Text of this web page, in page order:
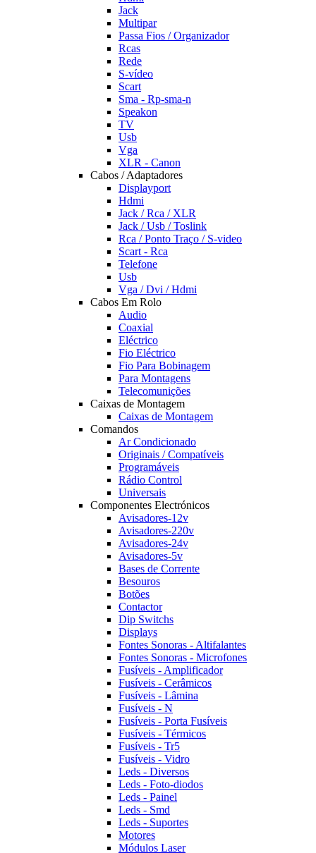
Jack
Multipar
Passa Fios / Organizador
Rcas
Rede
S-vídeo
Scart
Sma - Rp-sma-n
Speakon
TV
Usb
Vga
XLR - Canon
Cabos / Adaptadores
Displayport
Hdmi
Jack / Rca / XLR
Jack / Usb / Toslink
Rca / Ponto Traço / S-video
Scart - Rca
Telefone
Usb
Vga / Dvi / Hdmi
Cabos Em Rolo
Audio
Coaxial
Eléctrico
Fio Eléctrico
Fio Para Bobinagem
Para Montagens
Telecomunições
Caixas de Montagem
Caixas de Montagem
Comandos
Ar Condicionado
Originais / Compatíveis
Programáveis
Rádio Control
Universais
Componentes Electrónicos
Avisadores-12v
Avisadores-220v
Avisadores-24v
Avisadores-5v
Bases de Corrente
Besouros
Botões
Contactor
Dip Switchs
Displays
Fontes Sonoras - Altifalantes
Fontes Sonoras - Microfones
Fusíveis - Amplificador
Fusíveis - Cerâmicos
Fusíveis - Lâmina
Fusíveis - N
Fusíveis - Porta Fusíveis
Fusíveis - Térmicos
Fusíveis - Tr5
Fusíveis - Vidro
Leds - Diversos
Leds - Foto-diodos
Leds - Painel
Leds - Smd
Leds - Suportes
Motores
Módulos Laser